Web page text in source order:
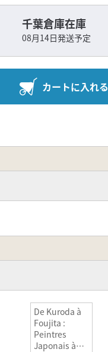
千葉倉庫在庫
08月14日発送予定
カートに入れる
De Kuroda à
Foujita :
Peintres
Japonais à